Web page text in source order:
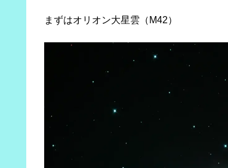
まずはオリオン大星雲（M42）